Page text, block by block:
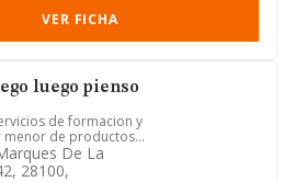
VER FICHA
luego pienso
de formacion y
menor de productos
sistem... De La
28100,